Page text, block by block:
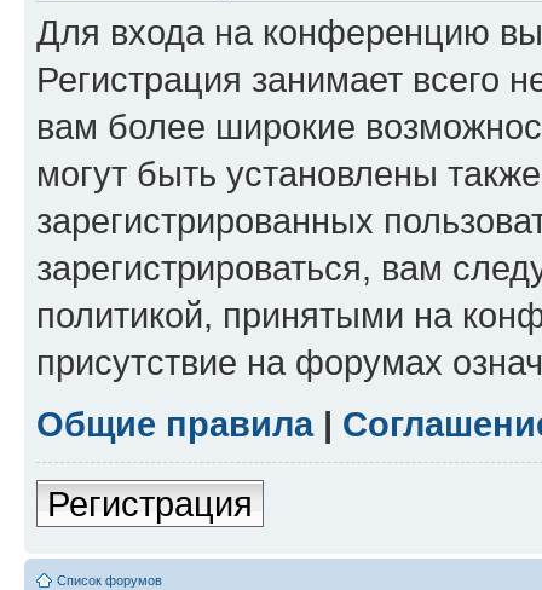
Для входа на конференцию
Регистрация занимает всего
вам более широкие
могут быть установлены
зарегистрированных
зарегистрироваться, вам
политикой, принятыми на
присутствие на форумах
Общие правила|
Регистрация
Список форумов